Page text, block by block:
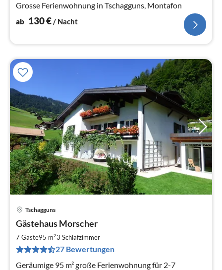
Grosse Ferienwohnung in Tschagguns, Montafon
ab 130€/ Nacht
Tschagguns
Gästehaus Morscher
7 Gäste95 m23 Schlafzimmer
27 Bewertungen
Geräumige 95 m² große Ferienwohnung für 2-7